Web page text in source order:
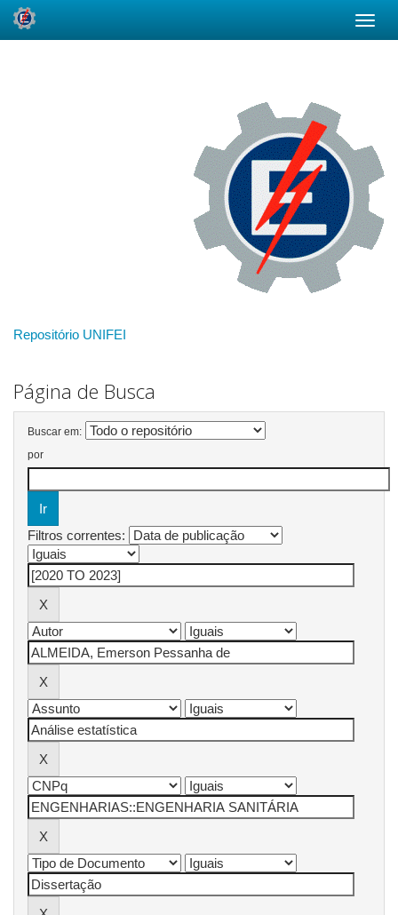
Repositório UNIFEI
Página de Busca
Buscar em:
por
Filtros correntes: